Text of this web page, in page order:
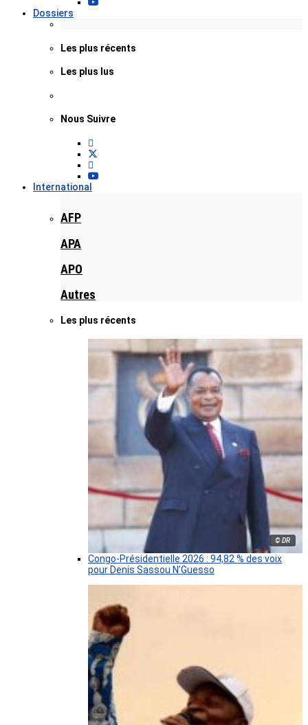
Dossiers
Les plus récents
Les plus lus
Nous Suivre
International
AFP
APA
APO
Autres
Les plus récents
© DR
Congo-Présidentielle 2026 : 94,82 % des voix
pour Denis Sassou N’Guesso